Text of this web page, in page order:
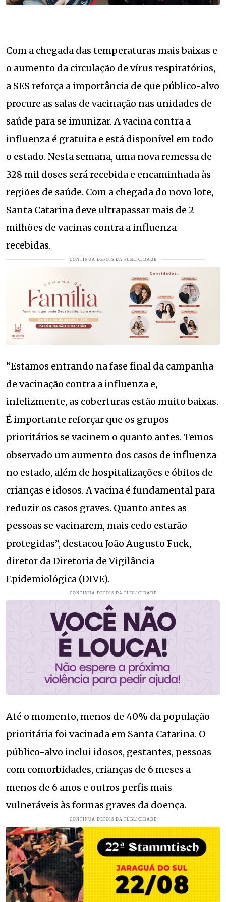
Com a chegada das temperaturas mais baixas e
o aumento da circulação de vírus respiratórios,
a SES reforça a importância de que público-alvo
procure as salas de vacinação nas unidades de
saúde para se imunizar. A vacina contra a
influenza é gratuita e está disponível em todo
o estado. Nesta semana, uma nova remessa de
328 mil doses será recebida e encaminhada às
regiões de saúde. Com a chegada do novo lote,
Santa Catarina deve ultrapassar mais de 2
milhões de vacinas contra a influenza
recebidas.
“Estamos entrando na fase final da campanha
de vacinação contra a influenza e,
infelizmente, as coberturas estão muito baixas.
É importante reforçar que os grupos
prioritários se vacinem o quanto antes. Temos
observado um aumento dos casos de influenza
no estado, além de hospitalizações e óbitos de
crianças e idosos. A vacina é fundamental para
reduzir os casos graves. Quanto antes as
pessoas se vacinarem, mais cedo estarão
protegidas”, destacou João Augusto Fuck,
diretor da Diretoria de Vigilância
Epidemiológica (DIVE).
Até o momento, menos de 40% da população
prioritária foi vacinada em Santa Catarina. O
público-alvo inclui idosos, gestantes, pessoas
com comorbidades, crianças de 6 meses a
menos de 6 anos e outros perfis mais
vulneráveis às formas graves da doença.